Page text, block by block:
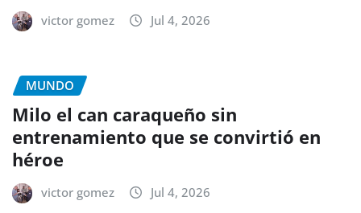
victor gomez Jul 4, 2026
MUNDO
Milo el can caraqueño sin
entrenamiento que se convirtió en
héroe
victor gomez Jul 4, 2026